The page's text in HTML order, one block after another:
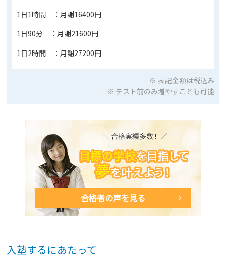
1日1時間 ：月謝16400円
1日90分 ：月謝21600円
1日2時間 ：月謝27200円
※ 表記金額は税込み
※ テスト前のみ増やすことも可能
入塾するにあたって
合格者の声を見る